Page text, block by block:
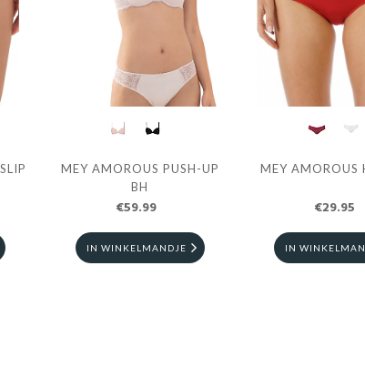
MEY AMOROUS HIPSTER
IN WINKELMANDJE
MEY AMOROUS SPACER BH
IN WINKELMANDJE